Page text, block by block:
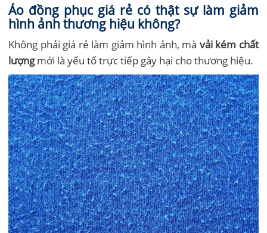
Áo đồng phục giá rẻ có thật sự làm giảm
hình ảnh thương hiệu không?
Không phải giá rẻ làm giảm hình ảnh, mà vải kém chất
lượngmới là yếu tố trực tiếp gây hại cho thương hiệu.